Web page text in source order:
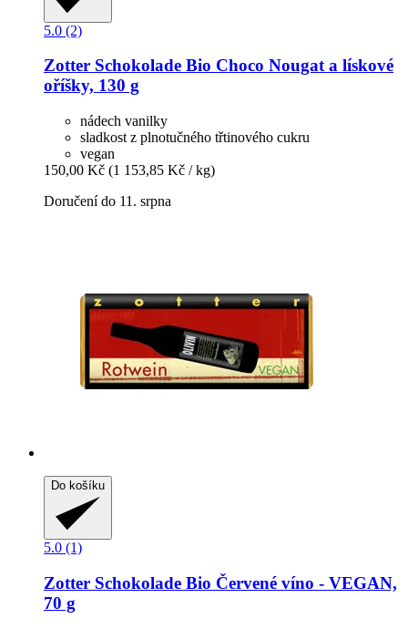
5.0 (2)
Zotter Schokolade Bio Choco Nougat a lískové
oříšky, 130 g
nádech vanilky
sladkost z plnotučného třtinového cukru
vegan
150,00 Kč (1 153,85 Kč / kg)
Doručení do 11. srpna
Do košíku
5.0 (1)
Zotter Schokolade Bio Červené víno -​ VEGAN,
70 g